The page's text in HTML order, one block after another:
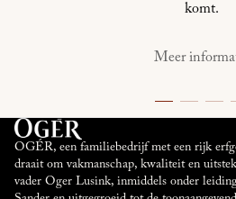
komt.
Meer
OGÉR, een familiebedrijf met een rijk
draait om vakmanschap, kwaliteit en
vader Oger Lusink, inmiddels onder